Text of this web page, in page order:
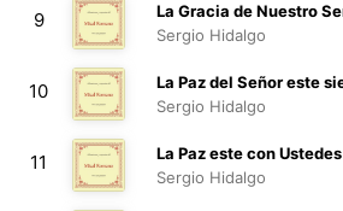
00:26
9
La Gracia de Nuestro
Sergio Hidalgo
00:23
10
La Paz del Señor este
Sergio Hidalgo
00:27
11
La Paz este con
Sergio Hidalgo